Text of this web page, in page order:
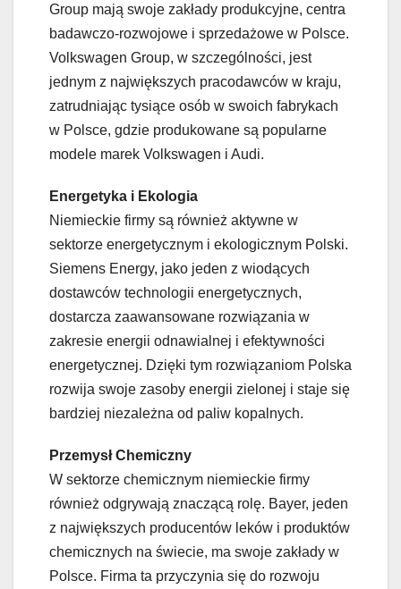
Group mają swoje zakłady produkcyjne, centra
badawczo-rozwojowe i sprzedażowe w Polsce.
Volkswagen Group, w szczególności, jest
jednym z największych pracodawców w kraju,
zatrudniając tysiące osób w swoich fabrykach
w Polsce, gdzie produkowane są popularne
modele marek Volkswagen i Audi.
Energetyka i Ekologia
Niemieckie firmy są również aktywne w
sektorze energetycznym i ekologicznym Polski.
Siemens Energy, jako jeden z wiodących
dostawców technologii energetycznych,
dostarcza zaawansowane rozwiązania w
zakresie energii odnawialnej i efektywności
energetycznej. Dzięki tym rozwiązaniom Polska
rozwija swoje zasoby energii zielonej i staje się
bardziej niezależna od paliw kopalnych.
Przemysł Chemiczny
W sektorze chemicznym niemieckie firmy
również odgrywają znaczącą rolę. Bayer, jeden
z największych producentów leków i produktów
chemicznych na świecie, ma swoje zakłady w
Polsce. Firma ta przyczynia się do rozwoju